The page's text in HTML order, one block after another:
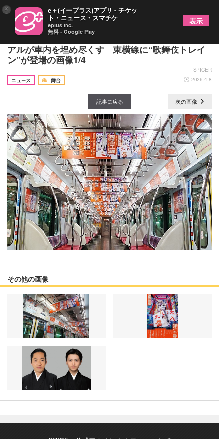
“猫の怪”市川中車、“丹波与八郎”市川團子のビジュ
アルが車内を埋め尽くす 東横線に“歌舞伎トレイ
ン”が登場の画像1/4
SPICER
ニュース
舞台 2026.4.8
記事に戻る 次の画像
その他の画像
× e＋(イープラス)アプリ - チケッ
ト・ニュース・スマチケ
eplus inc.
無料 - Google Play
表示